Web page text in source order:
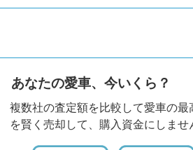
あなたの愛車、今いくら？
複数社の査定額を比較して愛車の
を賢く売却して、購入資金にしませ